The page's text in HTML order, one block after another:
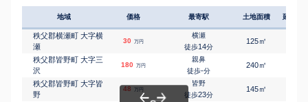
地域 価格 最寄駅 土地面積 延床面
秩父郡横瀬町 大字横
瀬
30 万円
横瀬
徒歩14分
125㎡
秩父郡皆野町 大字三
沢
180 万円
親鼻
徒歩-分
240㎡
秩父郡皆野町 大字皆
野
48 万円
皆野
徒歩23分
145㎡